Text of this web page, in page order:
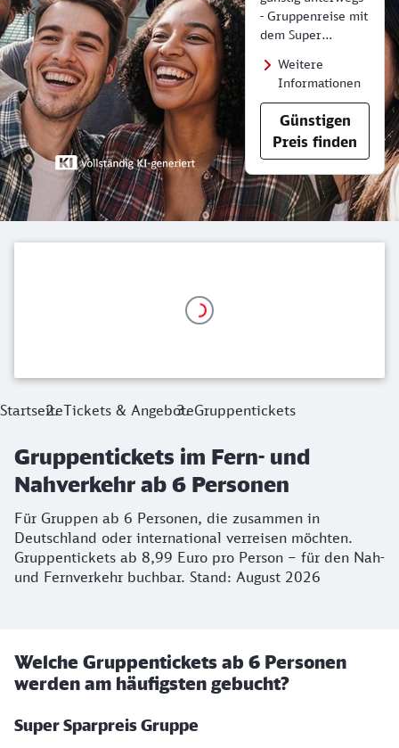
- Gruppenreise mit
dem Super
Weitere
Informationen
Günstigen
Preis finden
StartseiteTickets & AngeboteGruppentickets
Gruppentickets im Fern- und
Nahverkehr ab 6 Personen
Für Gruppen ab 6 Personen, die zusammen in
Deutschland oder international verreisen möchten.
Gruppentickets ab 8,99 Euro pro Person – für den Nah-
und Fernverkehr buchbar. Stand: August 2026
Welche Gruppentickets ab 6 Personen
werden am häufigsten gebucht?
Super Sparpreis Gruppe